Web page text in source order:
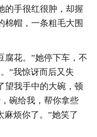
的手很红很肿，却握
棉帽，一条粗毛大围
腐花。”她停下车，不
”我惊讶而后又失
望我手中的大碗，顿
碗给我，帮你拿些
麻烦你了。”她笑了